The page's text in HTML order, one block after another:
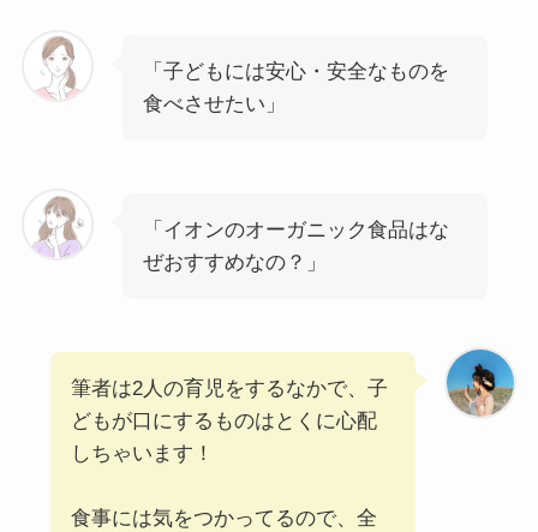
「子どもには安心・安全なものを
食べさせたい」
「イオンのオーガニック食品はな
ぜおすすめなの？」
筆者は2人の育児をするなかで、子
どもが口にするものはとくに心配
しちゃいます！
食事には気をつかってるので、全